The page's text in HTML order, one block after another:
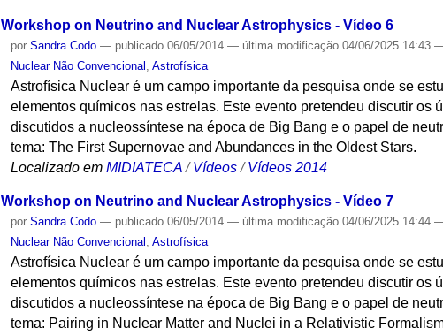
Workshop on Neutrino and Nuclear Astrophysics - Vídeo 6
porSandra Codo — publicado 06/05/2014— última modificação 04/06/2025 14:43
Nuclear Não Convencional ,Astrofísica
Astrofísica Nuclear é um campo importante da pesquisa onde se
elementos químicos nas estrelas. Este evento pretendeu discutir os
discutidos a nucleossíntese na época de Big Bang e o papel de
tema: The First Supernovae and Abundances in the Oldest Stars.
Localizado em MIDIATECA /Vídeos /Vídeos 2014
Workshop on Neutrino and Nuclear Astrophysics - Vídeo 7
porSandra Codo — publicado 06/05/2014— última modificação 04/06/2025 14:44
Nuclear Não Convencional ,Astrofísica
Astrofísica Nuclear é um campo importante da pesquisa onde se
elementos químicos nas estrelas. Este evento pretendeu discutir os
discutidos a nucleossíntese na época de Big Bang e o papel de
tema: Pairing in Nuclear Matter and Nuclei in a Relativistic